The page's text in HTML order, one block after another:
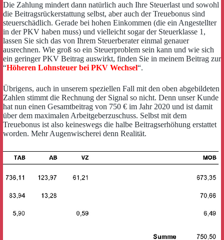
Die Zahlung mindert dann natürlich auch Ihre Steuerlast und sowohl
die Beitragsrückerstattung selbst, aber auch der Treuebonus sind
steuerschädlich. Gerade bei hohen Einkommen (die ein Angestellter
in der PKV haben muss) und vielleicht sogar der Steuerklasse 1,
lassen Sie sich das von Ihrem Steuerberater einmal genauer
ausrechnen. Wie groß so ein Steuerproblem sein kann und wie sich
ein geringer PKV Beitrag auswirkt, finden Sie in meinem Beitrag zur
“Höheren Lohnsteuer bei PKV Wechsel“.
Übrigens, auch in unserem speziellen Fall mit den oben abgebildeten
Zahlen stimmt die Rechnung der Signal so nicht. Denn unser Kunde
hat nun einen Gesamtbeitrag von 750 € im Jahr 2020 und ist damit
über dem maximalen Arbeitgeberzuschuss. Selbst mit dem
Treuebonus ist also keineswegs die halbe Beitragserhöhung erstattet
worden. Mehr Augenwischerei denn Realität.